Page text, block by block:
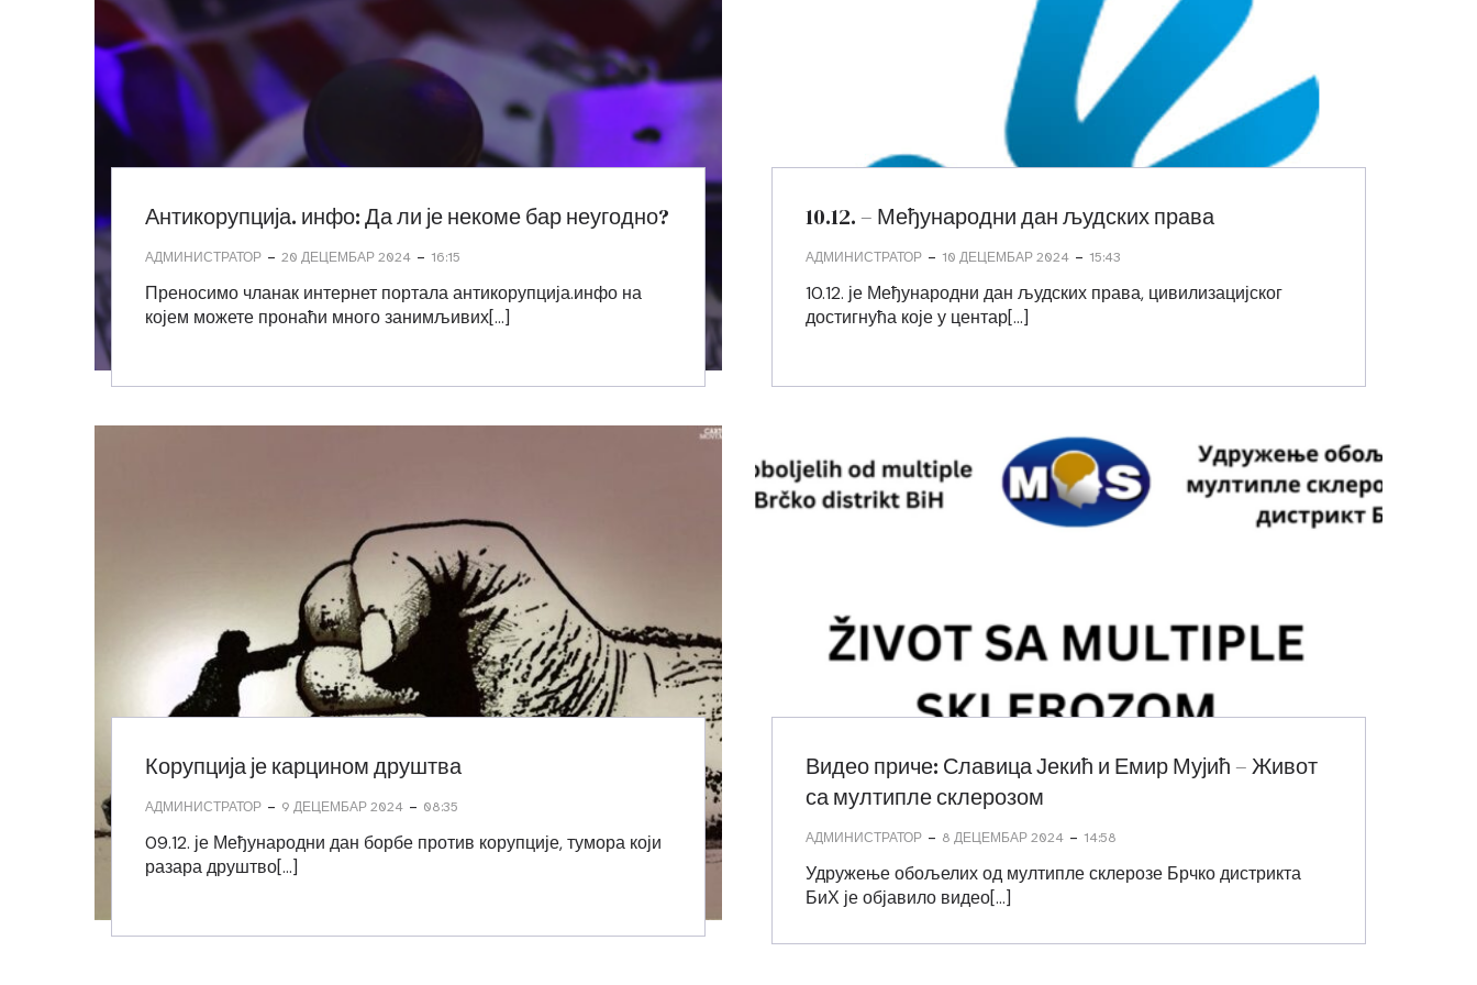
Антикорупција. инфо: Да ли је некоме бар неугодно?
АДМИНИСТРАТОР - 20 ДЕЦЕМБАР 2024 - 16:15
Преносимо чланак интернет портала антикорупција.инфо на
којем можете пронаћи много занимљивих[…]
10.12. – Међународни дан људских права
АДМИНИСТРАТОР - 10 ДЕЦЕМБАР 2024 - 15:43
10.12. је Међународни дан људских права, цивилизацијског
достигнућа које у центар[…]
Корупција је карцином друштва
АДМИНИСТРАТОР - 9 ДЕЦЕМБАР 2024 - 08:35
09.12. је Међународни дан борбе против корупције, тумора који
разара друштво[…]
Видео приче: Славица Јекић и Емир Мујић – Живот
са мултипле склерозом
АДМИНИСТРАТОР - 8 ДЕЦЕМБАР 2024 - 14:58
Удружење обољелих од мултипле склерозе Брчко дистрикта
БиХ је објавило видео[…]